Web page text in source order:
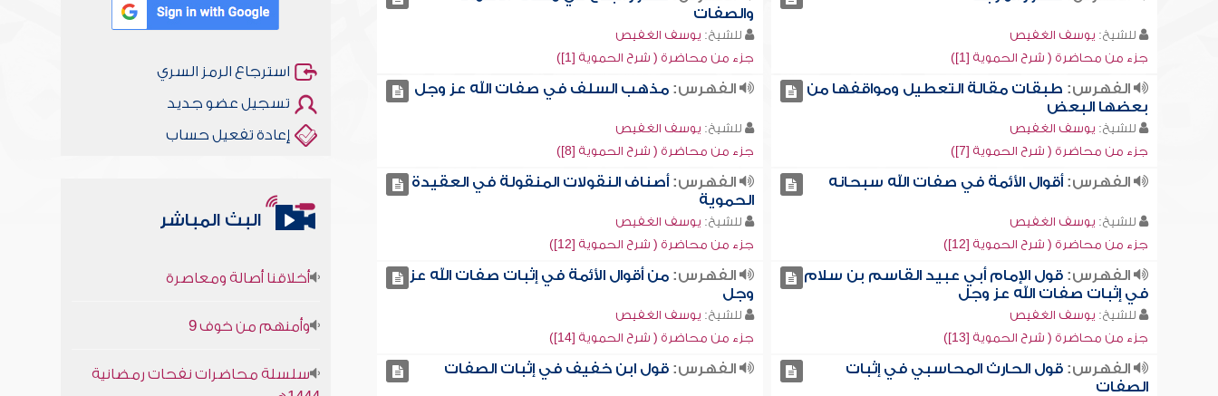
للشيخ: يوسف الغفيص
جزء من محاضرة ( شرح الحموية [1])
والصفات
للشيخ: يوسف الغفيص
جزء من محاضرة ( شرح الحموية [1])
الفهرس: طبقات مقالة التعطيل ومواقفها من
بعضها البعض
للشيخ: يوسف الغفيص
جزء من محاضرة ( شرح الحموية [7])
الفهرس: مذهب السلف في صفات الله عز وجل
للشيخ: يوسف الغفيص
جزء من محاضرة ( شرح الحموية [8])
الفهرس:أقوال الأئمة في صفات الله سبحانه
للشيخ: يوسف الغفيص
جزء من محاضرة ( شرح الحموية [12])
الفهرس: أصناف النقولات المنقولة في العقيدة
الحموية
للشيخ: يوسف الغفيص
جزء من محاضرة ( شرح الحموية [12])
الفهرس:قول الإمام أبي عبيد القاسم بن سلام
في إثبات صفات الله عز وجل
للشيخ: يوسف الغفيص
جزء من محاضرة ( شرح الحموية [13])
الفهرس: من أقوال الأئمة في إثبات صفات الله عز
وجل
للشيخ: يوسف الغفيص
جزء من محاضرة ( شرح الحموية [14])
الفهرس:قول الحارث المحاسبي في إثبات
الصفات
الفهرس: قول ابن خفيف في إثبات الصفات
استرجاع الرمز السري
تسجيل عضو جديد
إعادة تفعيل حساب
البث المباشر
1444هـ